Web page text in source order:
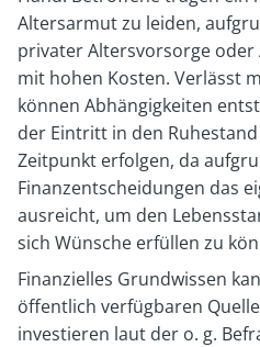
Altersarmut zu leiden,
privater Altersvorsorge oder
mit hohen Kosten. Verlässt
können Abhängigkeiten
der Eintritt in den
Zeitpunkt erfolgen, da
Finanzentscheidungen das
ausreicht, um den
sich Wünsche erfüllen zu
Finanzielles Grundwissen
öffentlich verfügbaren
investieren laut der o. g.